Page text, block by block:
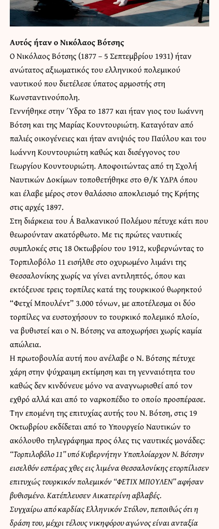
Αυτός ήταν ο Νικόλαος Βότσης
Ο Νικόλαος Βότσης (1877 – 5 Σεπτεμβρίου 1931) ήταν
ανώτατος αξιωματικός του ελληνικού πολεμικού
ναυτικού που διετέλεσε ύπατος αρμοστής στη
Κωνσταντινούπολη.
Γεννήθηκε στην Ύδρα το 1877 και ήταν γιος του Ιωάννη
Βότση και της Μαρίας Κουντουριώτη. Καταγόταν από
παλιές οικογένειες και ήταν ανιψιός του Παύλου και του
Ιωάννη Κουντουριώτη καθώς και δισέγγονος του
Γεωργίου Κουντουριώτη. Αποφοιτώντας από τη Σχολή
Ναυτικών Δοκίμων τοποθετήθηκε στο Θ/Κ ΥΔΡΑ όπου
και έλαβε μέρος στον θαλάσσιο αποκλεισμό της Κρήτης
στις αρχές 1897.
Στη διάρκεια του Α΄ Βαλκανικού Πολέμου πέτυχε κάτι που
θεωρούνταν ακατόρθωτο. Με τις πρώτες ναυτικές
συμπλοκές στις 18 Οκτωβρίου του 1912, κυβερνώντας το
Τορπιλοβόλο 11 εισήλθε στο οχυρωμένο λιμάνι της
Θεσσαλονίκης χωρίς να γίνει αντιληπτός, όπου και
εκτόξευσε τρεις τορπίλες κατά της τουρκικoύ θωρηκτού
“Φετχί Μπουλέντ” 3.000 τόνων, με αποτέλεσμα οι δύο
τορπίλες να ευστοχήσουν το τουρκικό πολεμικό πλοίο,
να βυθιστεί και ο Ν. Βότσης να αποχωρήσει χωρίς καμία
απώλεια.
Η πρωτοβουλία αυτή που ανέλαβε ο Ν. Βότσης πέτυχε
χάρη στην ψύχραιμη εκτίμηση και τη γενναιότητα του
καθώς δεν κινδύνευε μόνο να αναγνωρισθεί από τον
εχθρό αλλά και από το ναρκοπέδιο το οποίο προσπέρασε.
Την επομένη της επιτυχίας αυτής του Ν. Βότση, στις 19
Οκτωβρίου εκδίδεται από το Υπουργείο Ναυτικών το
ακόλουθο τηλεγράφημα προς όλες τις ναυτικές μονάδες:
“Τορπιλοβόλο 11” υπό Κυβερνήτην Υποπλοίαρχον Ν. Βότσην
εισελθόν εσπέρας χθες εις λιμένα Θεσσαλονίκηςετορπίλισεν
επιτυχώς τουρκικόν πολεμικόν “ΦΕΤΙΧ ΜΠΟΥΛΕΝ” αφήσαν
βυθισμένο. Κατέπλευσεν Αικατερίνη αβλαβές.
Συγχαίρω από καρδίας Ελληνικόν Στόλον, πεποιθώς ότι η
δράση του, μέχρι τέλους νικηφόρου αγώνος είναι ανταξία